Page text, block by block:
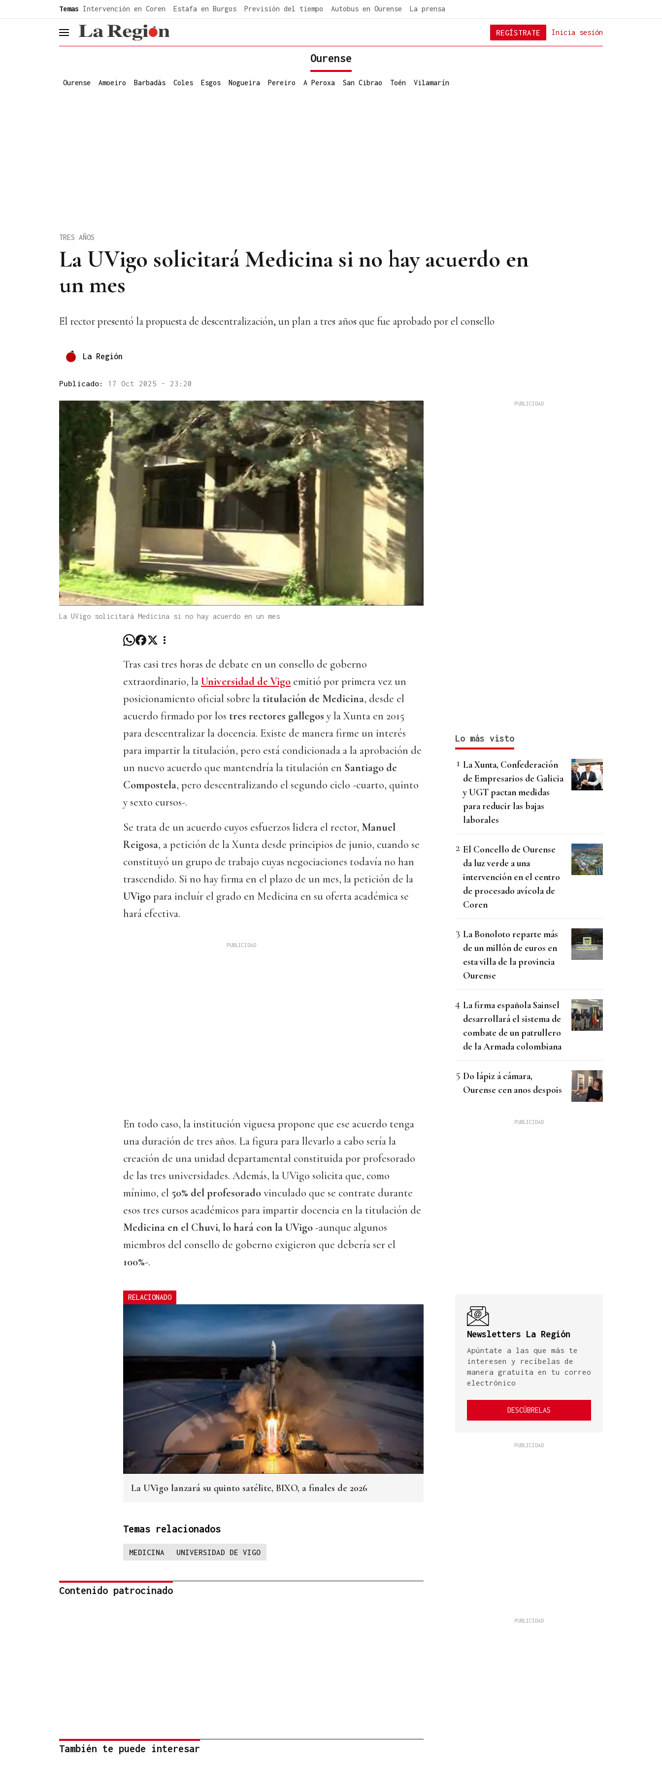
Temas Intervención en Coren Estafa en Burgos Previsión del tiempo Autobus en Ourense La prensa
header.menu.open Inicia sesión
REGÍSTRATE
Ourense
Ourense Amoeiro Barbadás Coles Esgos Nogueira Pereiro A Peroxa San Cibrao Toén Vilamarín
La UVigo solicitará Medicina si no hay acuerdo en
un mes
TRES AÑOS
El rector presentó la propuesta de descentralización, un plan a tres años que fue aprobado por el consello
La Región
Publicado: 17 Oct 2025 - 23:20
La UVigo solicitará Medicina si no hay acuerdo en un mes
Tras casi tres horas de debate en un consello de goberno
extraordinario, laUniversidad de Vigo emitió por primera vez un
posicionamiento oficial sobre la titulación de Medicina, desde el
acuerdo firmado por los tres rectores gallegos y la Xunta en 2015
para descentralizar la docencia. Existe de manera firme un interés
para impartir la titulación, pero está condicionada a la aprobación de
un nuevo acuerdo que mantendría la titulación en Santiago de
Compostela, pero descentralizando el segundo ciclo -cuarto, quinto
y sexto cursos-.
Se trata de un acuerdo cuyos esfuerzos lidera el rector, Manuel
Reigosa, a petición de la Xunta desde principios de junio, cuando se
constituyó un grupo de trabajo cuyas negociaciones todavía no han
trascendido. Si no hay firma en el plazo de un mes, la petición de la
UVigopara incluír el grado en Medicina en su oferta académica se
hará efectiva.
En todo caso, la institución viguesa propone que ese acuerdo tenga
una duración de tres años. La figura para llevarlo a cabo sería la
creación de una unidad departamental constituida por profesorado
de las tres universidades. Además, la UVigo solicita que, como
mínimo, el 50% del profesoradovinculado que se contrate durante
esos tres cursos académicos para impartir docencia en la titulación de
Medicina en el Chuvi, lo hará con la UVigo-aunque algunos
miembros del consello de goberno exigieron que debería ser el
100%-.
RELACIONADO
La UVigo lanzará su quinto satélite, BIXO, a finales de 2026
Temas relacionados
MEDICINA UNIVERSIDAD DE VIGO
Contenido patrocinado
También te puede interesar
Lo más visto
La Xunta, Confederación
de Empresarios de Galicia
y UGT pactan medidas
para reducir las bajas
laborales
El Concello de Ourense
da luz verde a una
intervención en el centro
de procesado avícola de
Coren
La Bonoloto reparte más
de un millón de euros en
esta villa de la provincia
Ourense
La firma española Sainsel
desarrollará el sistema de
combate de un patrullero
de la Armada colombiana
Do lápiz á cámara,
Ourense cen anos despois
Newsletters La Región
Apúntate a las que más te
interesen y recíbelas de
manera gratuita en tu correo
electrónico
DESCÚBRELAS